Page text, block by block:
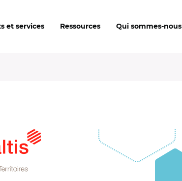
et services Ressources Qui sommes-nous